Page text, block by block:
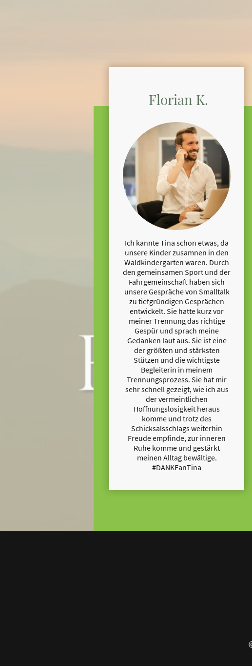
Florian K.
Ich kannte Tina schon etwas, da
unsere Kinder zusamnen in den
Waldkindergarten waren. Durch
den gemeinsamen Sport und der
Fahrgemeinschaft haben sich
unsere Gespräche von Smalltalk
zu tiefgründigen Gesprächen
entwickelt. Sie hatte kurz vor
meiner Trennung das richtige
Gespür und sprach meine
Gedanken laut aus. Sie ist eine
der größten und stärksten
Stützen und die wichtigste
Begleiterin in meinem
Trennungsprozess. Sie hat mir
sehr schnell gezeigt, wie ich aus
der vermeintlichen
Hoffnungslosigkeit heraus
komme und trotz des
Schicksalsschlags weiterhin
Freude empfinde, zur inneren
Ruhe komme und gestärkt
meinen Alltag bewältige.
#DANKEanTina